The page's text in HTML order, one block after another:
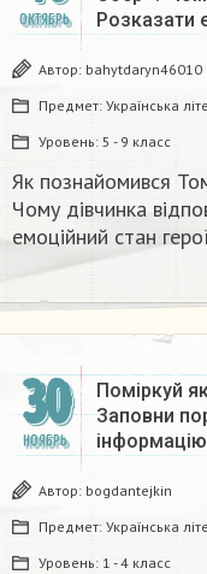
ОКТЯБРЬ
Розказати
Автор: bahytdaryn46010
Предмет: Українська
Уровень: 5 - 9 класс
Як познайомився
Чому дівчинка
емоційний стан
30
НОЯБРЬ
Поміркуй
Заповни
Автор: bogdantejkin
Предмет: Українська
Уровень: 1 - 4 класс